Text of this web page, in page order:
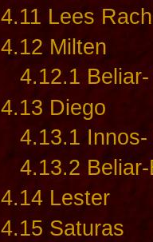
4.11 Lees
4.12 Milten
4.12.1
4.13 Diego
4.13.1
4.13.2
4.14 Lester
4.15 Saturas